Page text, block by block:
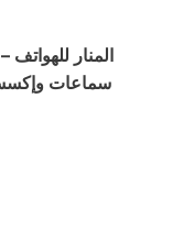
المنار
سماعات